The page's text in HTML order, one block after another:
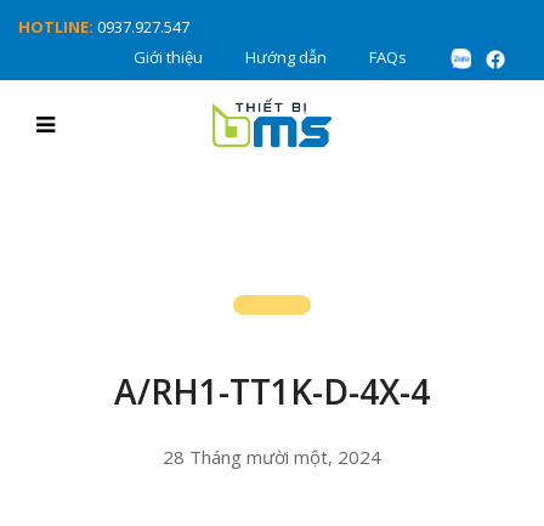
HOTLINE: 0937.927.547
Giới thiệu
Hướng dẫn FAQs
A/RH1-TT1K-D-4X-4
28 Tháng mười một, 2024